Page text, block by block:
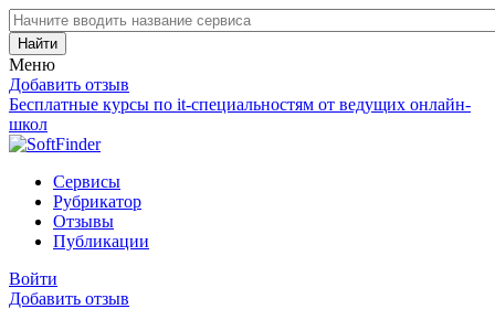
Найти
Меню
Добавить отзыв
Бесплатные курсы по it-специальностям от ведущих онлайн-
школ
Сервисы
Рубрикатор
Отзывы
Публикации
Войти
Добавить отзыв